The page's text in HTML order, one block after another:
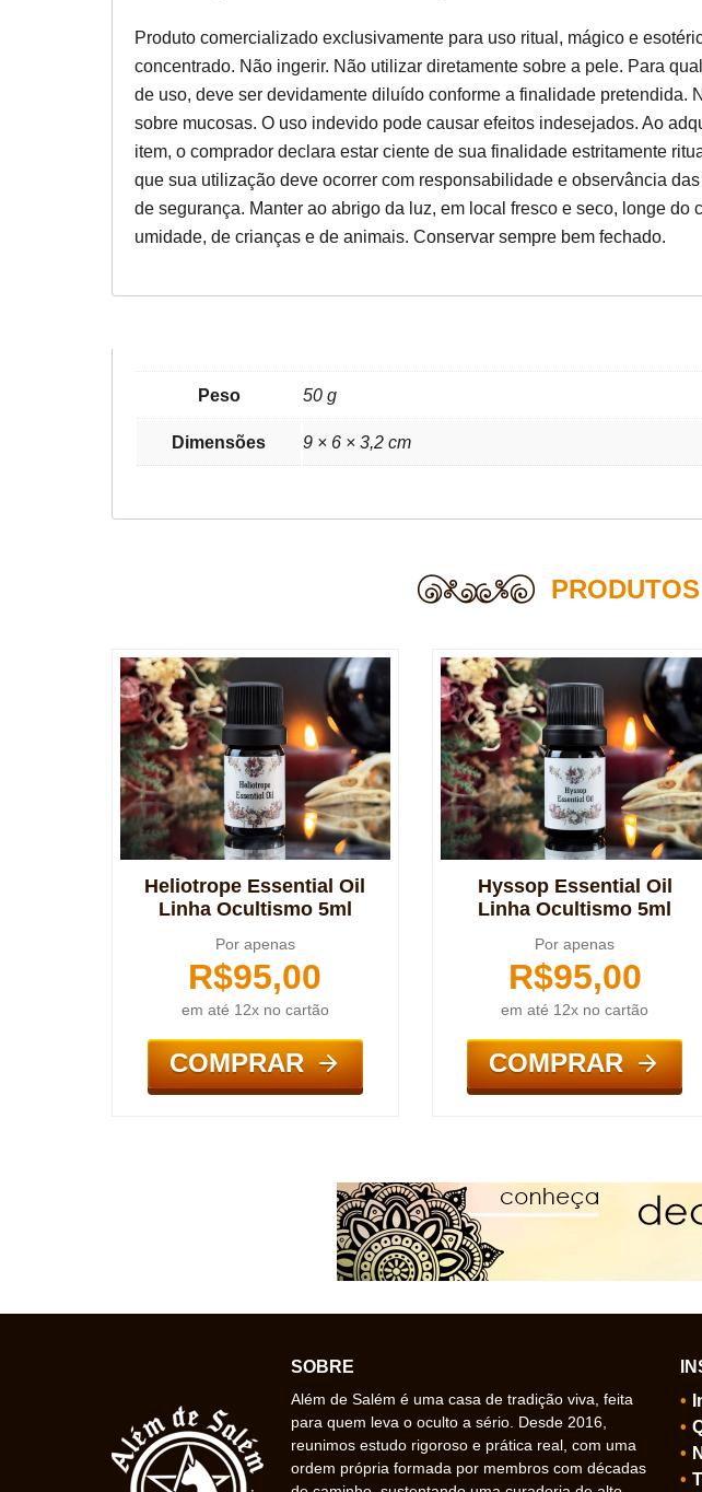
Produto comercializado exclusivamente para uso ritual, mágico e
concentrado. Não ingerir. Não utilizar diretamente sobre a pele. Para
de uso, deve ser devidamente diluído conforme a finalidade pretendida.
sobre mucosas. O uso indevido pode causar efeitos indesejados. Ao
item, o comprador declara estar ciente de sua finalidade estritamente
que sua utilização deve ocorrer com responsabilidade e observância
de segurança. Manter ao abrigo da luz, em local fresco e seco, longe do
umidade, de crianças e de animais. Conservar sempre bem fechado.
Peso 50 g
Dimensões 9 × 6 × 3,2 cm
Heliotrope Essential Oil
Linha Ocultismo 5ml
Por apenas
R$95,00
em até 12x no cartão
COMPRAR
Hyssop Essential Oil
Linha Ocultismo 5ml
Por apenas
R$95,00
em até 12x no cartão
COMPRAR
SOBRE
Além de Salém é uma casa de tradição viva, feita
para quem leva o oculto a sério. Desde 2016,
reunimos estudo rigoroso e prática real, com uma
ordem própria formada por membros com décadas